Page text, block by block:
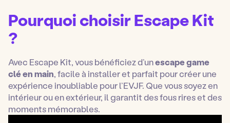
Pourquoi choisir Escape Kit
?
Avec Escape Kit, vous bénéficiez d’unescape game
clé en main, facile à installer et parfait pour créer une
expérience inoubliable pour l’EVJF. Que vous soyez en
intérieur ou en extérieur, il garantit des fous rires et des
moments mémorables.